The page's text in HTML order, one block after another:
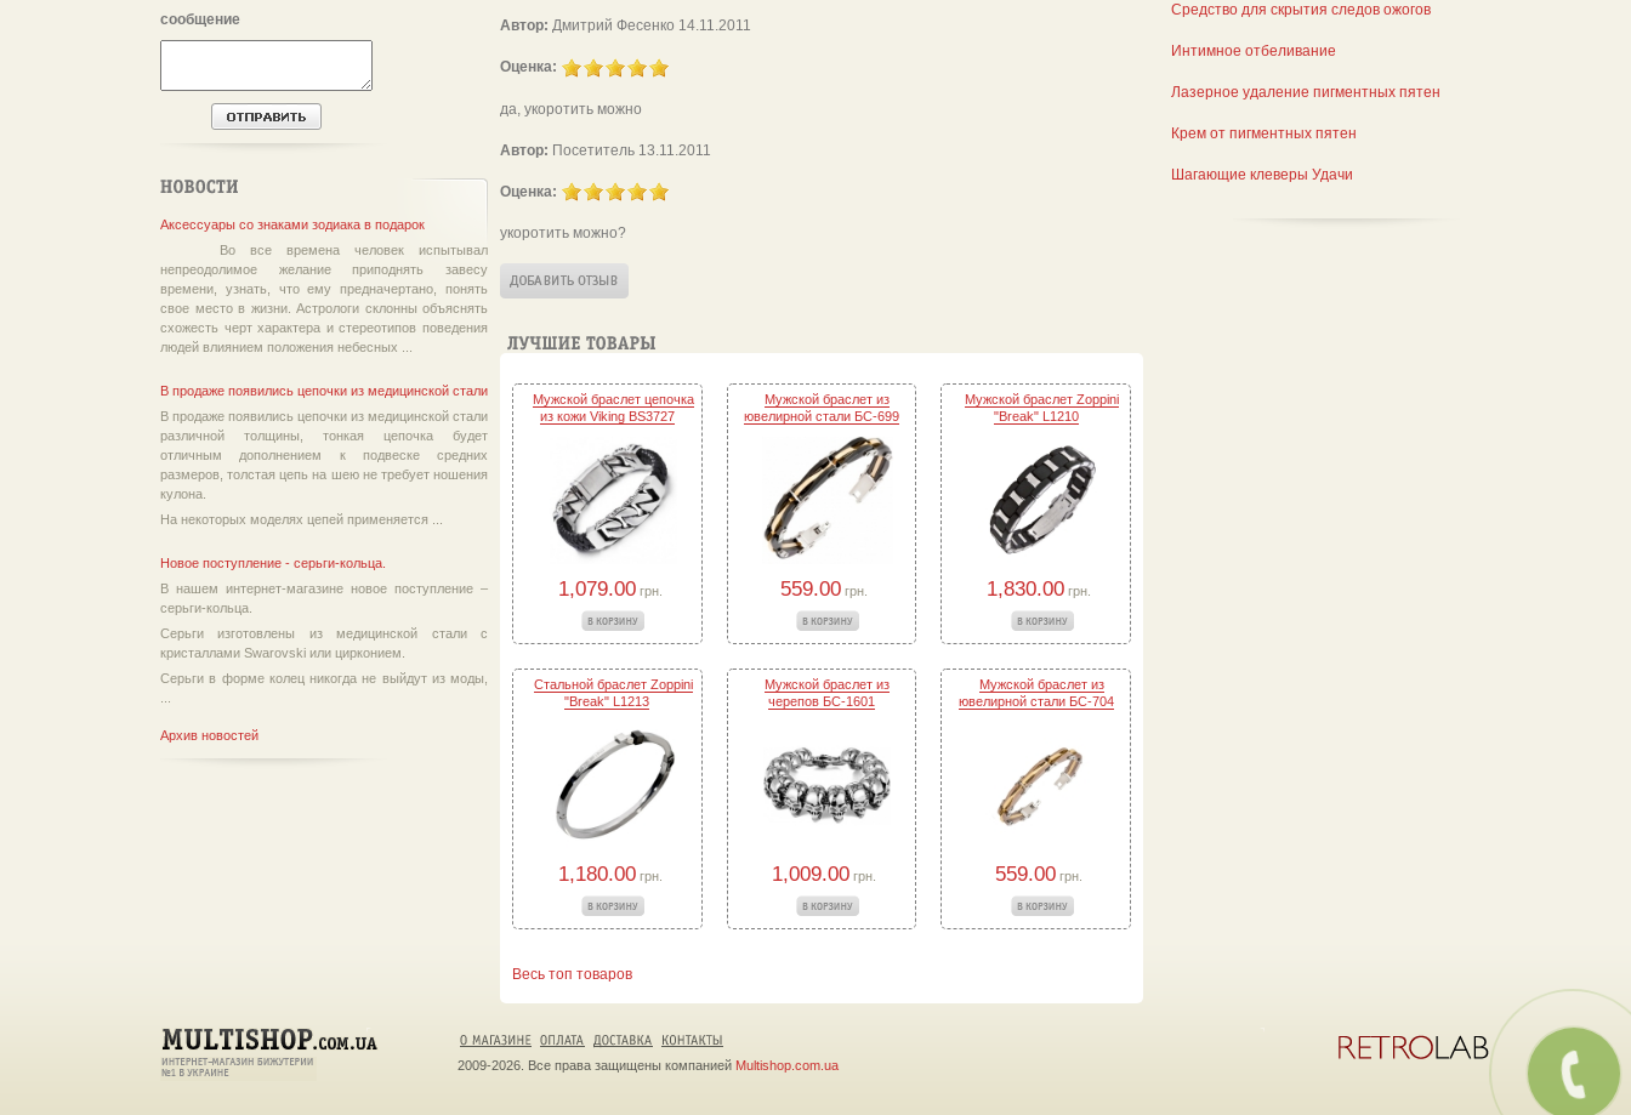
сообщение
Аксессуары со знаками зодиака в подарок
Во все времена человек испытывал
непреодолимое желание приподнять завесу
времени, узнать, что ему предначертано, понять
свое место в жизни. Астрологи склонны объяснять
схожесть черт характера и стереотипов поведения
людей влиянием положения небесных ...
В продаже появились цепочки из медицинской стали
В продаже появились цепочки из медицинской стали
различной толщины, тонкая цепочка будет
отличным дополнением к подвеске средних
размеров, толстая цепь на шею не требует ношения
кулона.
На некоторых моделях цепей применяется ...
Новое поступление - серьги-кольца.
В нашем интернет-магазине новое поступление –
серьги-кольца.
Серьги изготовлены из медицинской стали с
кристаллами Swarovski или цирконием.
Серьги в форме колец никогда не выйдут из моды,
Архив новостей
Автор: Дмитрий Фесенко 14.11.2011
Оценка:
да, укоротить можно
Автор: Посетитель 13.11.2011
Оценка:
укоротить можно?
Мужской браслет цепочка
из кожи Viking BS3727
1,079.00грн.
Мужской браслет из
ювелирной стали БС-699
559.00 грн.
Мужской браслет Zoppini
"Break" L1210
1,830.00 грн.
Стальной браслет Zoppini
"Break" L1213
1,180.00грн.
Мужской браслет из
черепов БС-1601
1,009.00 грн.
Мужской браслет из
ювелирной стали БС-704
559.00 грн.
Весь топ товаров
Средство для скрытия следов ожогов
Интимное отбеливание
Лазерное удаление пигментных пятен
Крем от пигментных пятен
Шагающие клеверы Удачи
2009-2026. Все права защищены компанией Multishop.com.ua